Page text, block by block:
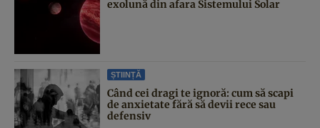
exolună din afara Sistemului Solar
ȘTIINȚĂ
Când cei dragi te ignoră: cum să scapi
de anxietate fără să devii rece sau
defensiv